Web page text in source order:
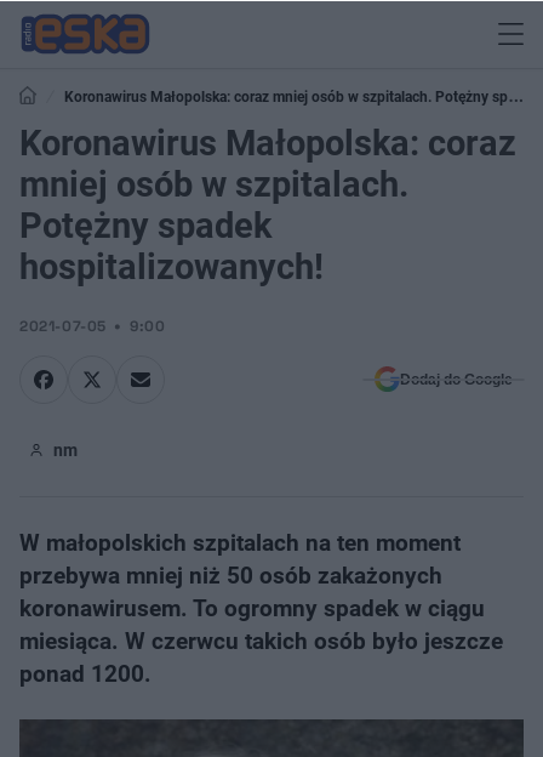
Koronawirus Małopolska: coraz mniej osób w szpitalach. Potężny spadek
hospitalizowanych!
Koronawirus Małopolska: coraz
mniej osób w szpitalach.
Potężny spadek
hospitalizowanych!
2021-07-05 9:00
Dodaj do Google
nm
W małopolskich szpitalach na ten moment
przebywa mniej niż 50 osób zakażonych
koronawirusem. To ogromny spadek w ciągu
miesiąca. W czerwcu takich osób było jeszcze
ponad 1200.